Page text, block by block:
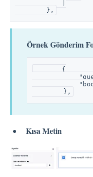
        },
Örnek Gönderim
       {
        },
Kısa Metin